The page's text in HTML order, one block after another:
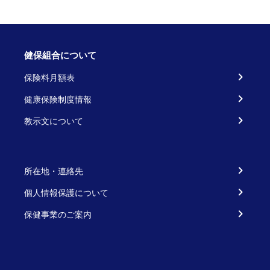
健保組合について
保険料月額表
健康保険制度情報
教示文について
所在地・連絡先
個人情報保護について
保健事業のご案内